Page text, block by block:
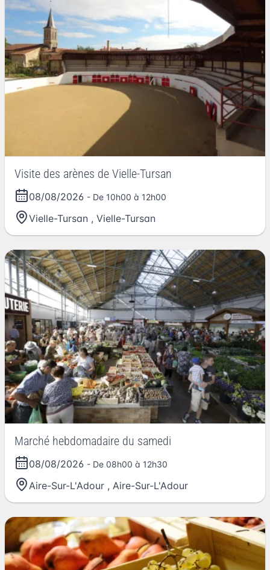
Visite des arènes de Vielle-Tursan
08/08/2026 - De 10h00 à 12h00
Vielle-Tursan , Vielle-Tursan
Marché hebdomadaire du samedi
08/08/2026 - De 08h00 à 12h30
Aire-Sur-L'Adour , Aire-Sur-L'Adour